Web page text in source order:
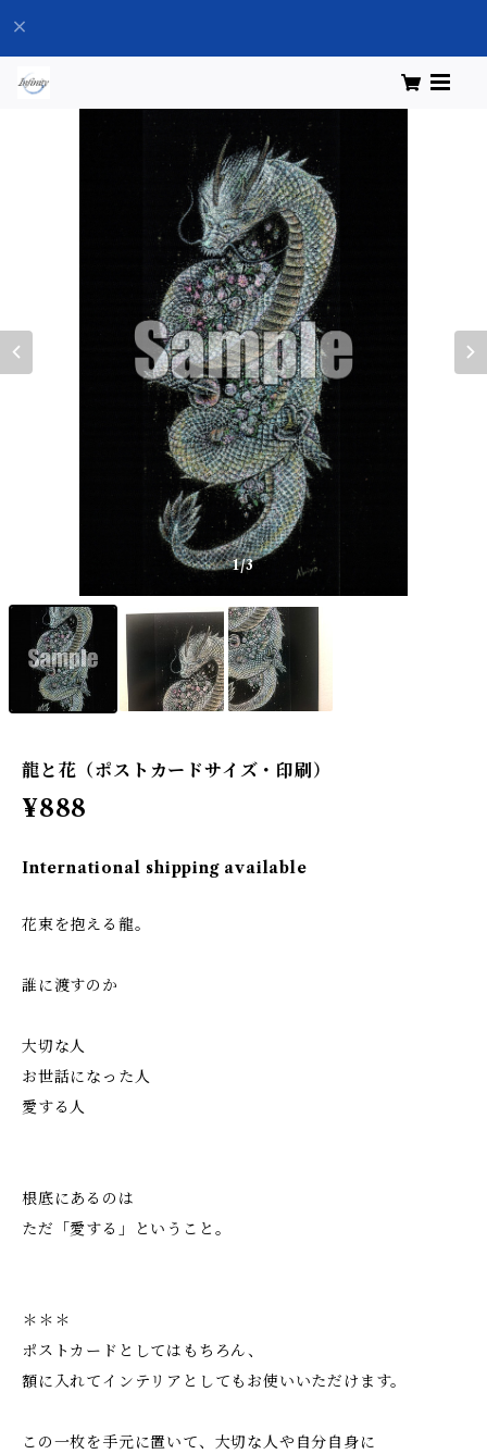
1/3
龍と花（ポストカードサイズ・印刷）
¥888
International shipping available
花束を抱える龍。
誰に渡すのか
大切な人
お世話になった人
愛する人
根底にあるのは
ただ「愛する」ということ。
＊＊＊
ポストカードとしてはもちろん、
額に入れてインテリアとしてもお使いいただけます。
この一枚を手元に置いて、大切な人や自分自身に